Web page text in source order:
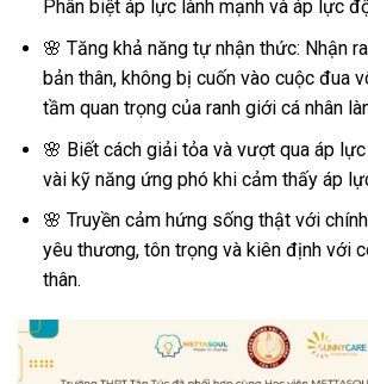
Phân biệt áp lực lành mạnh và áp lực
🌸 Tăng khả năng tự nhận thức: Nhận
bản thân, không bị cuốn vào cuộc đua
tầm quan trọng của ranh giới cá nhân
🌸 Biết cách giải tỏa và vượt qua áp
vài kỹ năng ứng phó khi cảm thấy áp
🌸 Truyền cảm hứng sống thật với
yêu thương, tôn trọng và kiên định với
thân.